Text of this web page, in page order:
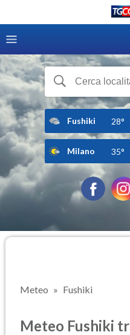
Fushiki 28°
Milano 35°
Meteo Fushiki
Meteo Fushiki